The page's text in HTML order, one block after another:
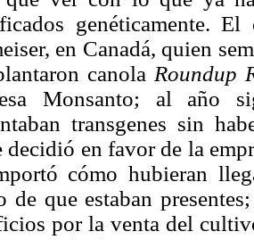
genéticamente.
en Canadá, quien
canola Roundup
Monsanto; al año
transgenes sin
decidió en favor de la
cómo hubieran
de que estaban
por la venta del